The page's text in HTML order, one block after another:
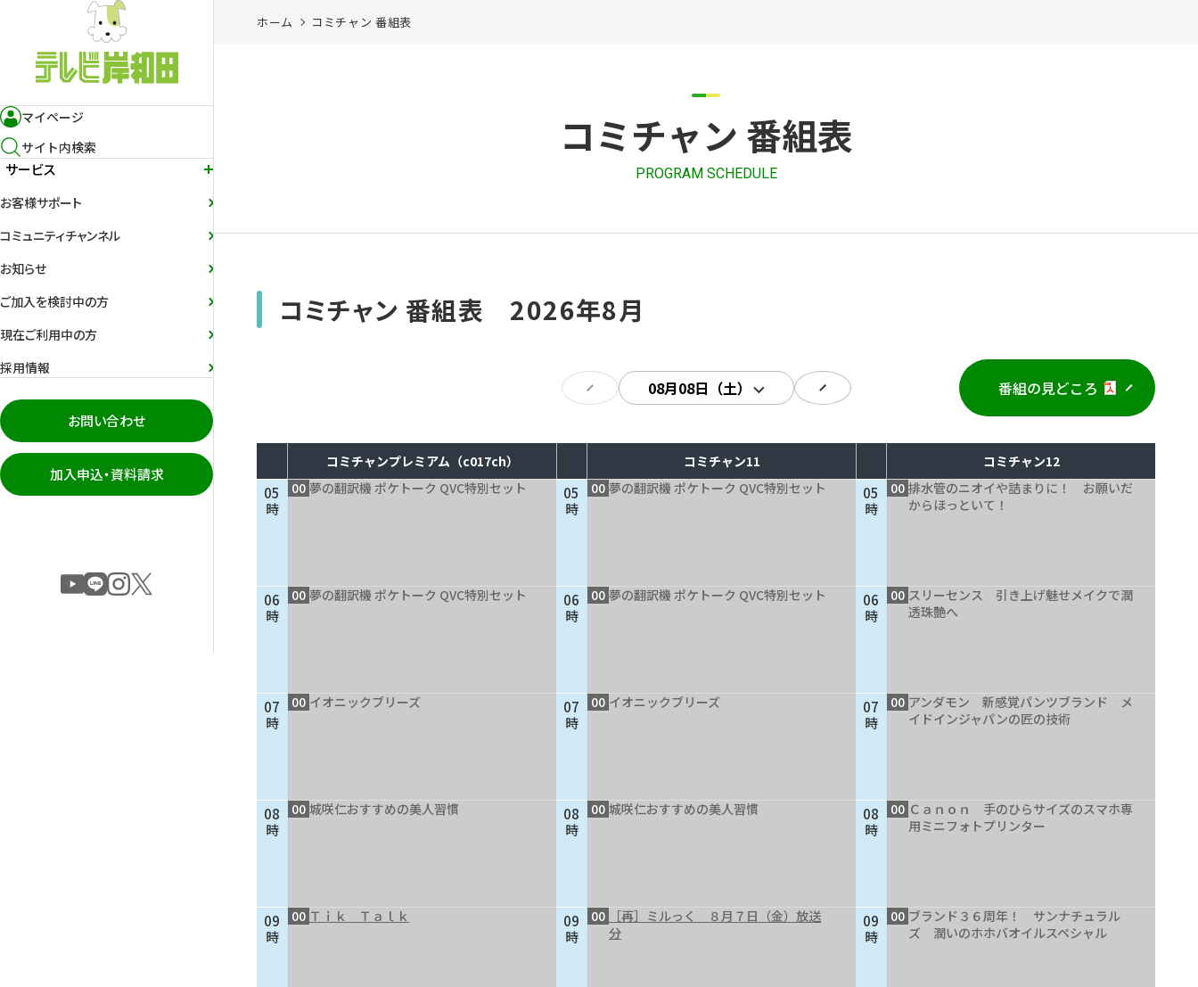
マイページ
サイト内検索
サービス
お客様サポート
コミュニティチャンネル
お知らせ
ご加入を検討中の方
現在ご利用中の方
採用情報
お問い合わせ
加入申込・資料請求
ホーム コミチャン 番組表
コミチャン 番組表
PROGRAM SCHEDULE
コミチャン 番組表 2026年8月
番組の見どころ
コミチャンプレミアム（c017ch） コミチャン11 コミチャン12
05
時
06
時
07
時
08
時
09
時
00 夢の翻訳機 ポケトーク QVC特別セット
00 夢の翻訳機 ポケトーク QVC特別セット
00 イオニックブリーズ
00 城咲仁おすすめの美人習慣
00 Ｔｉｋ Ｔａｌｋ
05
時
06
時
07
時
08
時
09
時
00 夢の翻訳機 ポケトーク QVC特別セット
00 夢の翻訳機 ポケトーク QVC特別セット
00 イオニックブリーズ
00 城咲仁おすすめの美人習慣
00
［再］ミルっく ８月７日（金）放送
分
05
時
06
時
07
時
08
時
09
時
00 排水管のニオイや詰まりに！ お願いだ
からほっといて！
00 スリーセンス 引き上げ魅せメイクで潤
透珠艶へ
00 アンダモン 新感覚パンツブランド メ
イドインジャパンの匠の技術
00 Ｃａｎｏｎ 手のひらサイズのスマホ専
用ミニフォトプリンター
00 ブランド３６周年！ サンナチュラル
ズ 潤いのホホバオイルスペシャル